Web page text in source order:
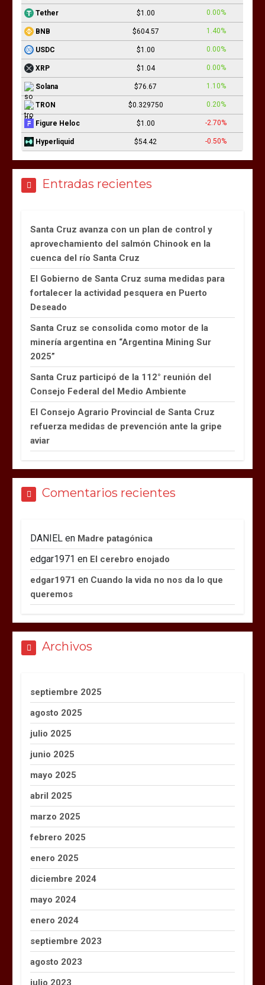
Tether $1.00 0.00%
BNB $604.57 1.40%
USDC $1.00 0.00%
XRP $1.04 0.00%
Solana $76.67 1.10%
TRON $0.329750 0.20%
Figure Heloc $1.00 -2.70%
Hyperliquid $54.42 -0.50%
Entradas recientes
Santa Cruz avanza con un plan de control y
aprovechamiento del salmón Chinook en la
cuenca del río Santa Cruz
El Gobierno de Santa Cruz suma medidas para
fortalecer la actividad pesquera en Puerto
Deseado
Santa Cruz se consolida como motor de la
minería argentina en “Argentina Mining Sur
2025”
Santa Cruz participó de la 112° reunión del
Consejo Federal del Medio Ambiente
El Consejo Agrario Provincial de Santa Cruz
refuerza medidas de prevención ante la gripe
aviar
Comentarios recientes
DANIEL en Madre patagónica
edgar1971 en El cerebro enojado
edgar1971 en Cuando la vida no nos da lo que
queremos
Archivos
septiembre 2025
agosto 2025
julio 2025
junio 2025
mayo 2025
abril 2025
marzo 2025
febrero 2025
enero 2025
diciembre 2024
mayo 2024
enero 2024
septiembre 2023
agosto 2023
julio 2023